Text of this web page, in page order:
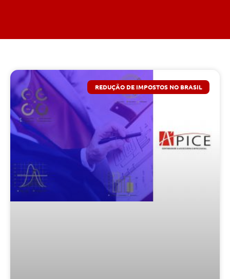
REDUÇÃO DE IMPOSTOS NO BRASIL